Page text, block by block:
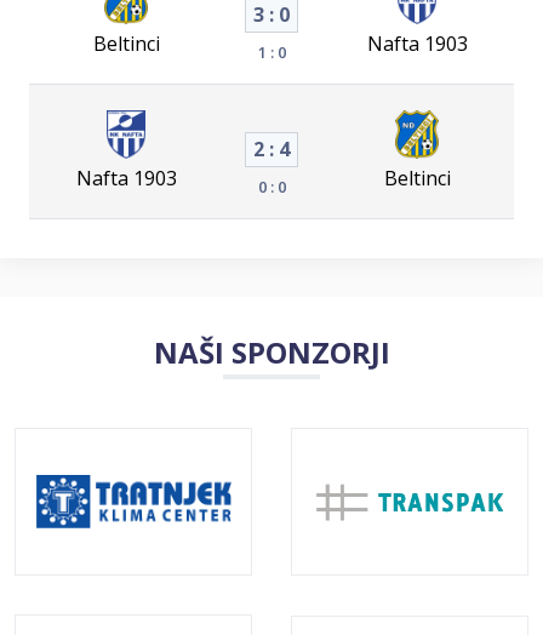
Beltinci
3 : 0
1 : 0 Nafta 1903
Nafta 1903
2 : 4
0 : 0 Beltinci
NAŠI SPONZORJI